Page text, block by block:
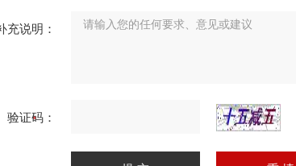
充说明：
验证码：